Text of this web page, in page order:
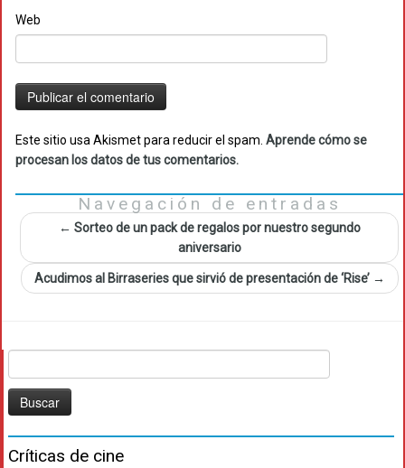
Web
Este sitio usa Akismet para reducir el spam. Aprende cómo se
procesan los datos de tus comentarios.
Navegación de entradas
← Sorteo de un pack de regalos por nuestro segundo
aniversario
Acudimos al Birraseries que sirvió de presentación de ‘Rise’ →
Críticas de cine